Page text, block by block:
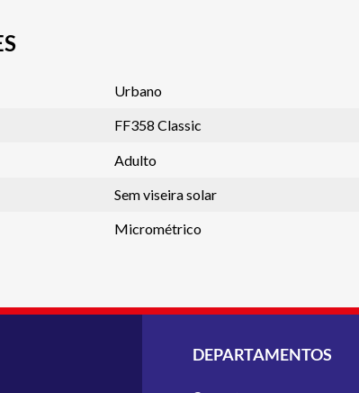
Urbano
FF358 Classic
Adulto
Sem viseira solar
Micrométrico
DEPARTAMENTOS